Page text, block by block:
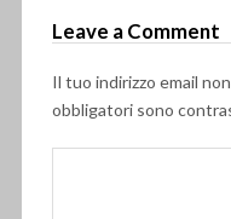
Leave a Comment
Il tuo indirizzo email
obbligatori sono